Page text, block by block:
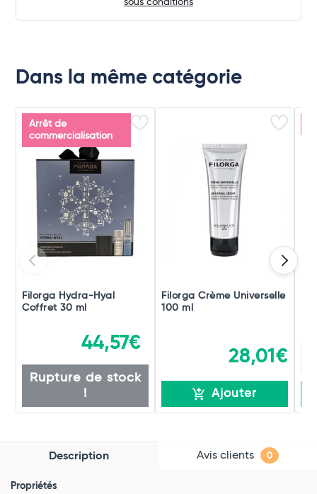
sous conditions
Dans la même catégorie
Arrêt de
commercialisation
Filorga Hydra-Hyal
Coffret 30 ml
44,57€
Rupture de stock
!
Filorga Crème Universelle
100 ml
28,01€
Ajouter
Description Avis clients 0
Propriétés